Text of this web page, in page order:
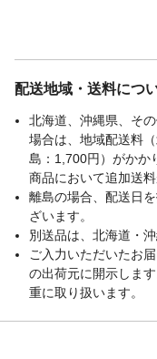
配送地域・送料につ
北海道、沖縄県、そ
場合は、地域配送料
島：1,700円）がかか
商品において追加送
離島の場合、配送日
ざいます。
別送品は、北海道・
ご入力いただいたお
の出荷元に開示しま
重に取り扱います。